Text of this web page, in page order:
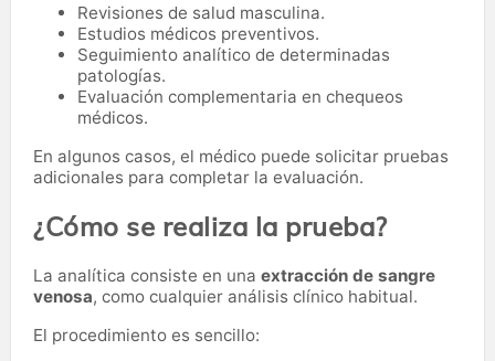
Revisiones de salud masculina.
Estudios médicos preventivos.
Seguimiento analítico de determinadas
patologías.
Evaluación complementaria en chequeos
médicos.
En algunos casos, el médico puede solicitar pruebas
adicionales para completar la evaluación.
¿Cómo se realiza la prueba?
La analítica consiste en una extracción de sangre
venosa, como cualquier análisis clínico habitual.
El procedimiento es sencillo: